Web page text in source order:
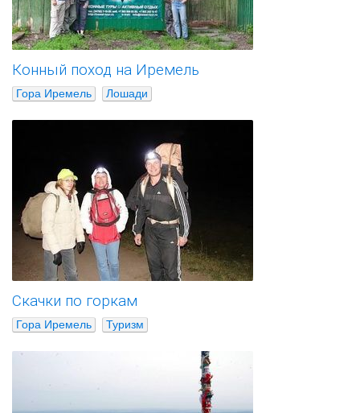
Конный поход на Иремель
Гора Иремель Лошади
Скачки по горкам
Гора Иремель Туризм